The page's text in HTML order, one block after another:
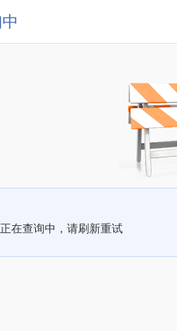
正在查询中，请刷新重试